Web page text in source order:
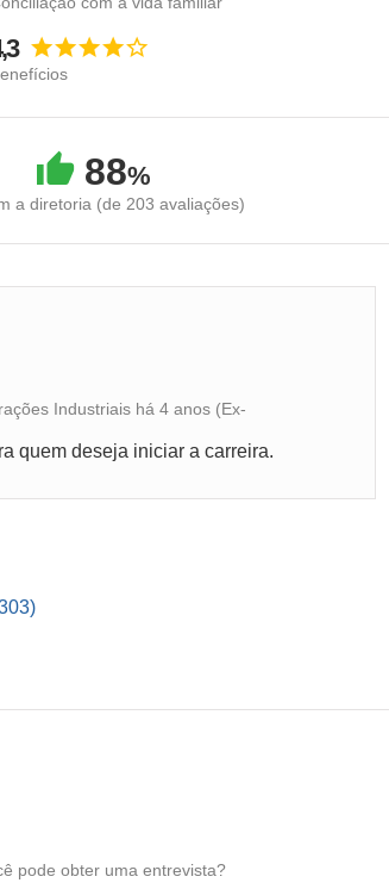
88%
a diretoria (de 203 avaliações)
Industriais há 4 anos (Ex-
quem deseja iniciar a carreira.
pode obter uma entrevista?